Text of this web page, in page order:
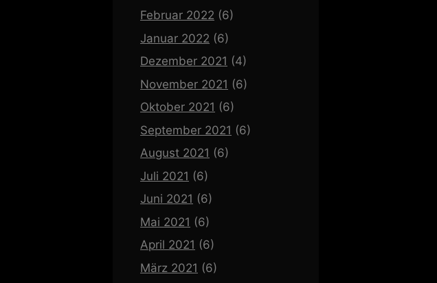
Februar 2022 (6)
Januar 2022 (6)
Dezember 2021 (4)
November 2021 (6)
Oktober 2021 (6)
September 2021 (6)
August 2021 (6)
Juli 2021 (6)
Juni 2021 (6)
Mai 2021 (6)
April 2021 (6)
März 2021 (6)